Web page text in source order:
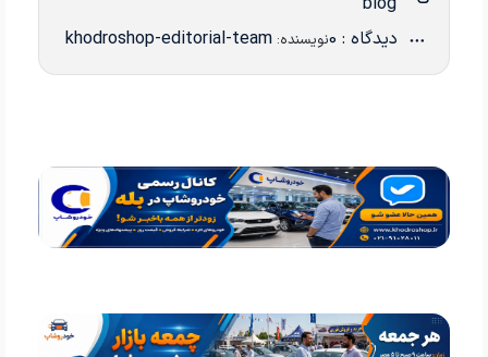
دیدگاه : 0 نویسنده: khodroshop-editorial-team